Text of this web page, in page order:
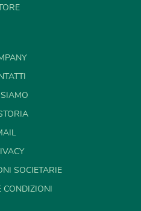
SOCIETARIE
CONDIZIONI